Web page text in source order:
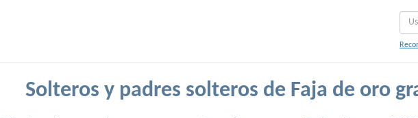
Solteros y padres solteros de Faja de oro